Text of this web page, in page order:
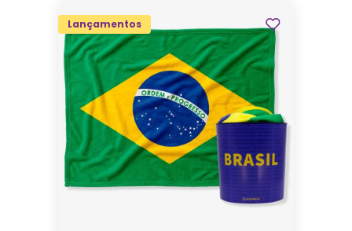
Lançamentos